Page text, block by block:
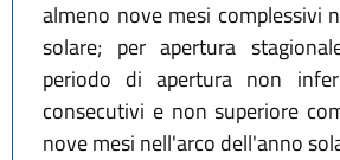
almeno nove mesi complessivi
solare; per apertura
periodo di apertura non
consecutivi e non superiore
nove mesi nell'arco dell'anno